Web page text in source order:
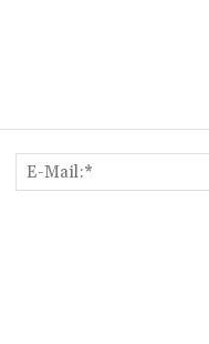
Name:*